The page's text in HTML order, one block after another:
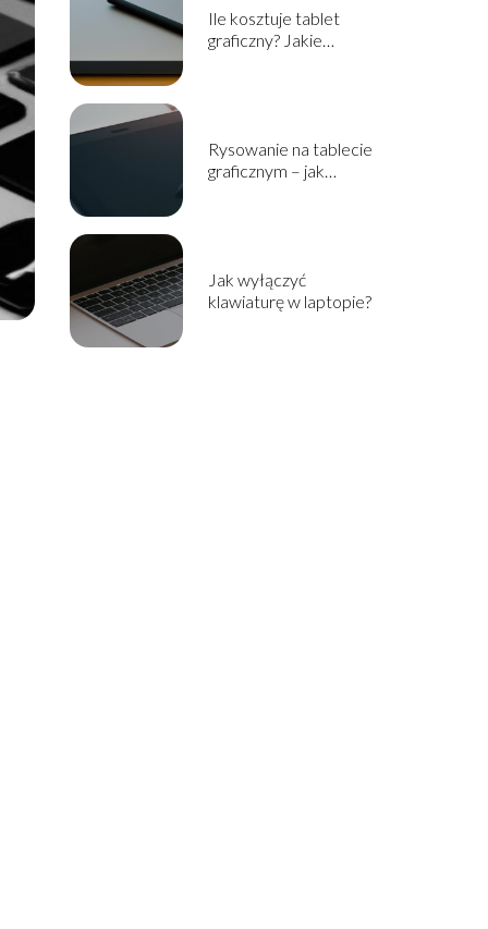
Ile kosztuje tablet
graficzny? Jakie
Rysowanie na tablecie
graficznym – jak
Jak wyłączyć
klawiaturę w laptopie?